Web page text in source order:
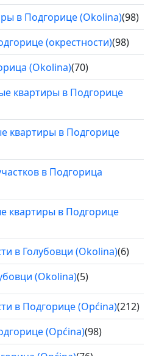
в Подгорице (Okolina)(98)
(окрестности)(98)
(Okolina)(70)
квартиры в Подгорице
квартиры в Подгорице
в Подгорица
квартиры в Подгорице
в Голубовци (Okolina)(6)
(Okolina)(5)
в Подгорице (Općina)(212)
(Općina)(98)